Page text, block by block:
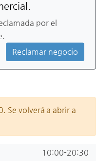
por el
Reclamar negocio
Se volverá a abrir a
10:00-20:30